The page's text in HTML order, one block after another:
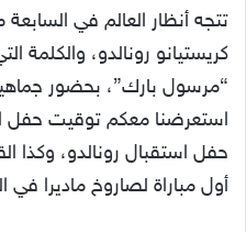
تتجه أنظار العالم في
كريستيانو رونالدو، والكلمة
“مرسول بارك”، بحضور
استعرضنا معكم توقيت حفل
حفل استقبال رونالدو، وكذا
أول مباراة لصاروخ ماديرا